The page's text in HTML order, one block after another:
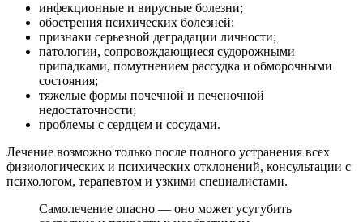
инфекционные и вирусные болезни;
обострения психических болезней;
признаки серьезной деградации личности;
патологии, сопровождающиеся судорожными
припадками, помутнением рассудка и обморочными
состояния;
тяжелые формы почечной и печеночной
недостаточности;
проблемы с сердцем и сосудами.
Лечение возможно только после полного устранения всех
физиологических и психических отклонений, консультации с
психологом, терапевтом и узкими специалистами.
Самолечение опасно — оно может усугубить